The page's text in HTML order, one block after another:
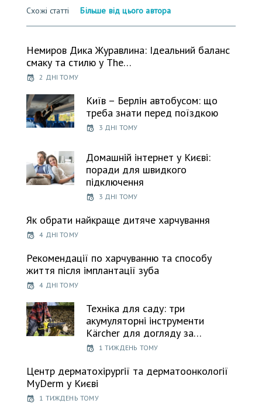
Схожі статті Більше від цього автора
Немиров Дика Журавлина: Ідеальний баланс
смаку та стилю у The…
2 ДНІ ТОМУ
Київ – Берлін автобусом: що
треба знати перед поїздкою
3 ДНІ ТОМУ
Домашній інтернет у Києві:
поради для швидкого
підключення
3 ДНІ ТОМУ
Як обрати найкраще дитяче харчування
4 ДНІ ТОМУ
Рекомендації по харчуванню та способу
життя після імплантації зуба
4 ДНІ ТОМУ
Техніка для саду: три
акумуляторні інструменти
Kärcher для догляду за…
1 ТИЖДЕНЬ ТОМУ
Центр дерматохірургії та дерматоонкології
MyDerm у Києві
1 ТИЖДЕНЬ ТОМУ